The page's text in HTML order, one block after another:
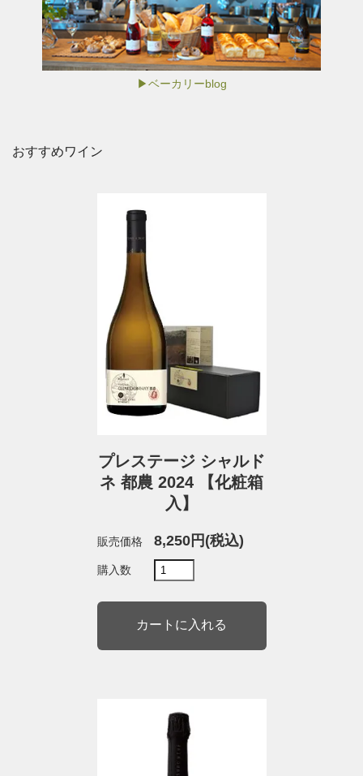
▶ベーカリーblog
おすすめワイン
プレステージ シャルド
ネ 都農 2024 【化粧箱
入】
販売価格 8,250円(税込)
購入数